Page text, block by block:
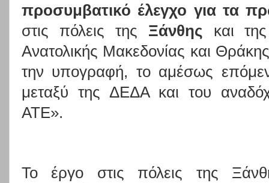
προσυμβατικό έλεγχο για τα
στις πόλεις της Ξάνθης και
Ανατολικής Μακεδονίας και
την υπογραφή, το αμέσως
μεταξύ της ΔΕΔΑ και του
ΑΤΕ».
Το έργο στις πόλεις της